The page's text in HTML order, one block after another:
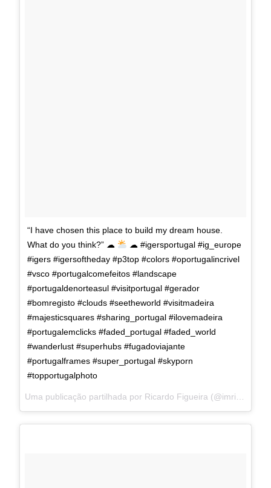
“I have chosen this place to build my dream house.
What do you think?” ☁
☁ #igersportugal #ig_europe
#igers #igersoftheday #p3top #colors #oportugalincrivel
#vsco #portugalcomefeitos #landscape
#portugaldenorteasul #visitportugal #gerador
#bomregisto #clouds #seetheworld #visitmadeira
#majesticsquares #sharing_portugal #ilovemadeira
#portugalemclicks #faded_portugal #faded_world
#wanderlust #superhubs #fugadoviajante
#portugalframes #super_portugal #skyporn
#topportugalphoto